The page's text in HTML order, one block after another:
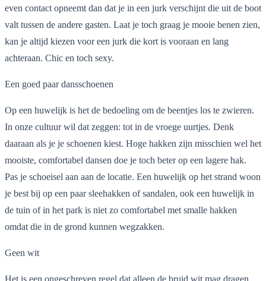
even contact opneemt dan dat je in een jurk verschijnt die uit de boot
valt tussen de andere gasten. Laat je toch graag je mooie benen zien,
kan je altijd kiezen voor een jurk die kort is vooraan en lang
achteraan. Chic en toch sexy.
Een goed paar dansschoenen
Op een huwelijk is het de bedoeling om de beentjes los te zwieren.
In onze cultuur wil dat zeggen: tot in de vroege uurtjes. Denk
daaraan als je je schoenen kiest. Hoge hakken zijn misschien wel het
mooiste, comfortabel dansen doe je toch beter op een lagere hak.
Pas je schoeisel aan aan de locatie. Een huwelijk op het strand woon
je best bij op een paar sleehakken of sandalen, ook een huwelijk in
de tuin of in het park is niet zo comfortabel met smalle hakken
omdat die in de grond kunnen wegzakken.
Geen wit
Het is een ongeschreven regel dat alleen de bruid wit mag dragen